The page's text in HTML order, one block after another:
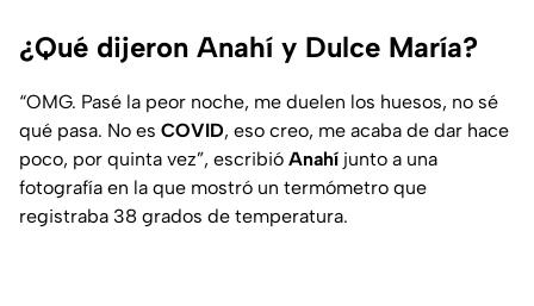
¿Qué dijeron Anahí y Dulce María?
“OMG. Pasé la peor noche, me duelen los huesos, no sé
qué pasa. No es COVID, eso creo, me acaba de dar hace
poco, por quinta vez”, escribió Anahí junto a una
fotografía en la que mostró un termómetro que
registraba 38 grados de temperatura.